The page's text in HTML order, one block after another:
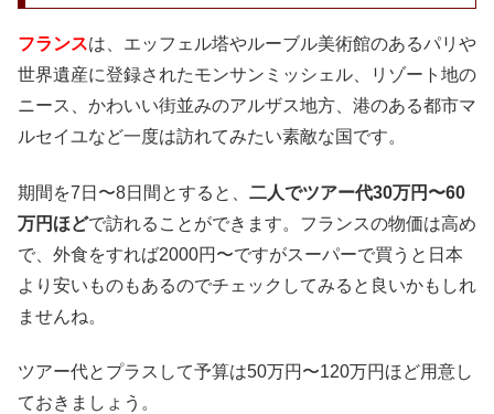
フランスは、エッフェル塔やルーブル美術館のあるパリや
世界遺産に登録されたモンサンミッシェル、リゾート地の
ニース、かわいい街並みのアルザス地方、港のある都市マ
ルセイユなど一度は訪れてみたい素敵な国です。
期間を7日〜8日間とすると、 二人でツアー代30万円〜60
万円ほどで訪れることができます。フランスの物価は高め
で、外食をすれば2000円〜ですがスーパーで買うと日本
より安いものもあるのでチェックしてみると良いかもしれ
ませんね。
ツアー代とプラスして予算は50万円〜120万円ほど用意し
ておきましょう。